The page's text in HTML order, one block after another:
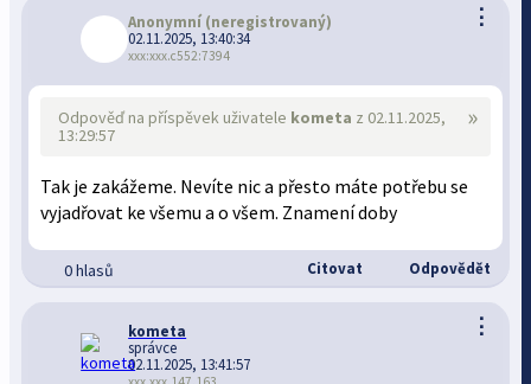
⋮
Anonymní (neregistrovaný)
02.11.2025, 13:40:34
xxx:xxx.c552:7394
»
Odpověď na příspěvek uživatele kometa z 02.11.2025,
13:29:57
Tak je zakážeme. Nevíte nic a přesto máte potřebu se
vyjadřovat ke všemu a o všem. Znamení doby
0 hlasů Citovat Odpovědět
⋮
kometa
správce
02.11.2025, 13:41:57